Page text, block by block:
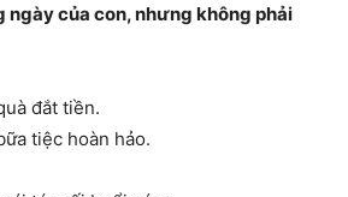
ngày của con, nhưng không phải
đắt tiền.
tiệc hoàn hảo.